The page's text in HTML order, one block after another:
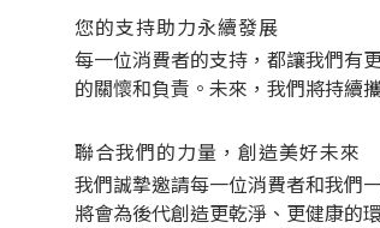
您的支持助力永續發展
每一位消費者的支持，都讓我們有
的關懷和負責。未來，我們將持續
聯合我們的力量，創造美好未來
我們誠摯邀請每一位消費者和我們
將會為後代創造更乾淨、更健康的